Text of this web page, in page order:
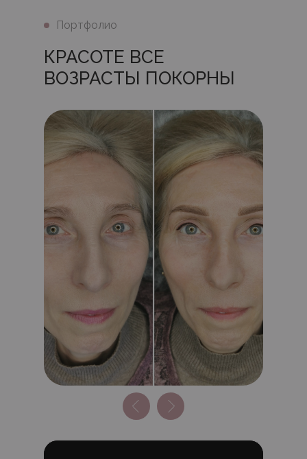
КОМПЛЕКС «ВЗГЛЯД
ПОД КЛЮЧ» В СТУДИИ
ЮЛИИ АЛИЕВОЙ
Акцент и глубина:Деликатное
заполнение межресничного
пространства или профессиональное
максимальной выразительности глаз.
Архитектура взгляда: Премиальный
перманент бровей в технике на ваш
выбор — ювелирные натуральные
волоски Realistic Hairs или невесомая
пудровая дымка Airy Brows.
Распахнутый, выразительный взгляд без
эффекта тяжести и утренней рутины
Идеальное решение для знойного лета.
Забудьте о поплывшей туши,
карандашах и фиксирующих гелях для
бровей. Каждое утро вы просыпаетесь
безупречной, тратя время только на
чашку кофе, а не на макияж.
КРАСОТЕ ВСЕ
ВОЗРАСТЫ ПОКОРНЫ
Портфолио